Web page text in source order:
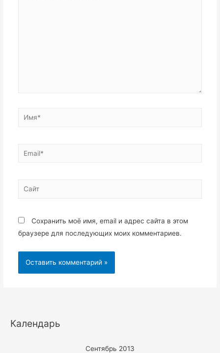
Имя*
Email*
Сайт
Сохранить моё имя, email и адрес сайта в этом
браузере для последующих моих комментариев.
Календарь
Сентябрь 2013